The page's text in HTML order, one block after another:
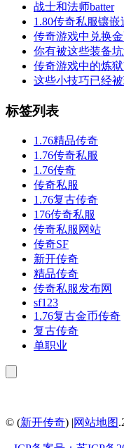
战士和法师batter
1.80传奇私服镶
传奇游戏中兑换
你有被这些装备
传奇游戏中的炼
这些小技巧已经
标签列表
1.76精品传奇
1.76传奇私服
1.76传奇
传奇私服
1.76复古传奇
176传奇私服
传奇私服网站
传奇SF
新开传奇
精品传奇
传奇私服发布网
sf123
1.76复古金币传奇
复古传奇
单职业
© (新开传奇) |网站地图